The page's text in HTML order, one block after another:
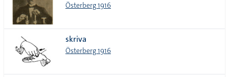
Österberg 1916
skriva
Österberg 1916